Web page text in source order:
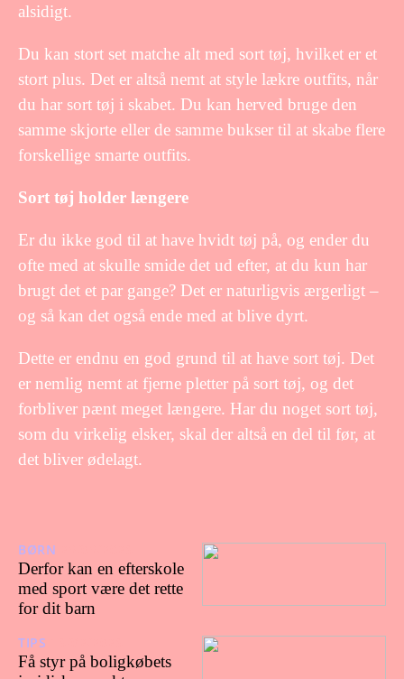
alsidigt.
Du kan stort set matche alt med sort tøj, hvilket er et
stort plus. Det er altså nemt at style lækre outfits, når
du har sort tøj i skabet. Du kan herved bruge den
samme skjorte eller de samme bukser til at skabe flere
forskellige smarte outfits.
Sort tøj holder længere
Er du ikke god til at have hvidt tøj på, og ender du
ofte med at skulle smide det ud efter, at du kun har
brugt det et par gange? Det er naturligvis ærgerligt –
og så kan det også ende med at blive dyrt.
Dette er endnu en god grund til at have sort tøj. Det
er nemlig nemt at fjerne pletter på sort tøj, og det
forbliver pænt meget længere. Har du noget sort tøj,
som du virkelig elsker, skal der altså en del til før, at
det bliver ødelagt.
BØRN
Derfor kan en efterskole
med sport være det rette
for dit barn
TIPS
Få styr på boligkøbets